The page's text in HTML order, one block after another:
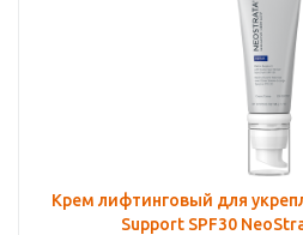
Крем лифтинговый для
Support SPF30